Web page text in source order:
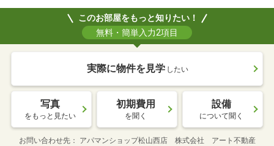
このお部屋をもっと知りたい！
無料・簡単入力2項目
実際に物件を見学 したい
写真
をもっと見たい
初期費用
を聞く
設備
について聞く
お問い合わせ先 アパマンショップ松山西店 株式会社 アート不動産